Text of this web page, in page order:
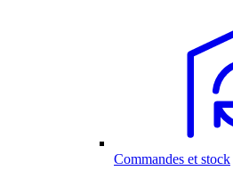
Commandes et stock